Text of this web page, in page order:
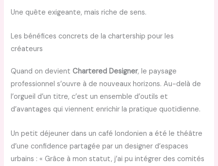
Une quête exigeante, mais riche de sens.
Les bénéfices concrets de la chartership pour les
créateurs
Quand on devientChartered Designer, le paysage
professionnel s’ouvre à de nouveaux horizons. Au-delà de
l’orgueil d’un titre, c’est un ensemble d’outils et
d’avantages qui viennent enrichir la pratique quotidienne.
Un petit déjeuner dans un café londonien a été le théâtre
d’une confidence partagée par un designer d’espaces
urbains : « Grâce à mon statut, j’ai pu intégrer des comités